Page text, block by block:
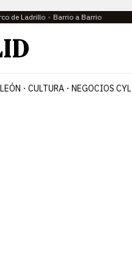
de Ladrillo Barrio a Barrio
CULTURA NEGOCIOS CYL